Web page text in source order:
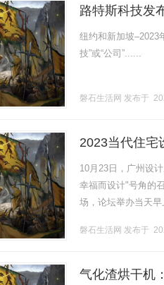
路特斯科技发
纽约和新加坡–2023
技”或“公司”......
磐石生活网 发布于
2023当代住宅
10月23日，广州设
幸福而设计"号角的
场，论坛举办当天
进.........
磐石生活网 发布于
气化渣烘干机